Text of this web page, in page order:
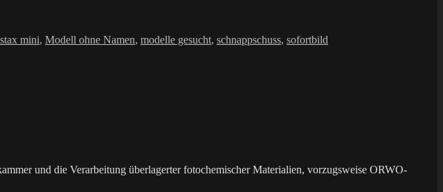
mini, Modell ohne Namen, modelle gesucht, schnappschuss, sofortbild
und die Verarbeitung überlagerter fotochemischer Materialien, vorzugsweise ORWO-